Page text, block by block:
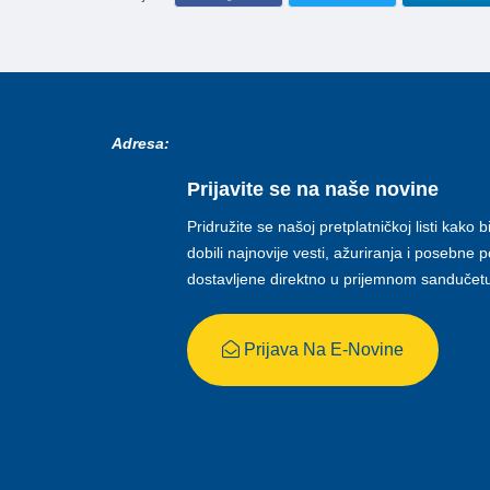
Adresa:
Prijavite se na naše novine
Pridružite se našoj pretplatničkoj listi kako
dobili najnovije vesti, ažuriranja i posebne
dostavljene direktno u prijemnom
Prijava Na E-Novine